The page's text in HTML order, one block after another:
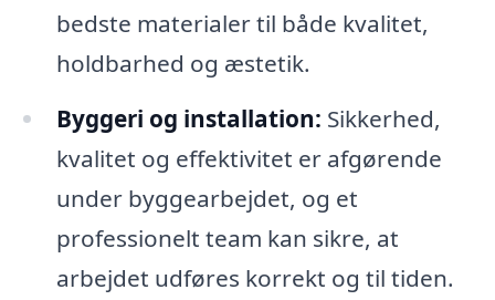
bedste materialer til både kvalitet,
holdbarhed og æstetik.
Byggeri og installation: Sikkerhed,
kvalitet og effektivitet er afgørende
under byggearbejdet, og et
professionelt team kan sikre, at
arbejdet udføres korrekt og til tiden.